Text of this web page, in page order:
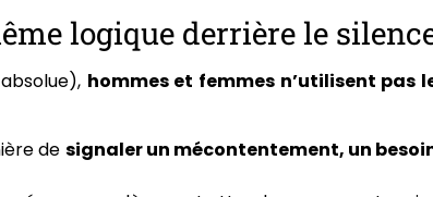
logique derrière le
hommes et femmes n’utilisent pas
de signaler un mécontentement, un